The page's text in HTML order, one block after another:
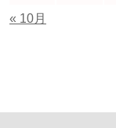
« 10月